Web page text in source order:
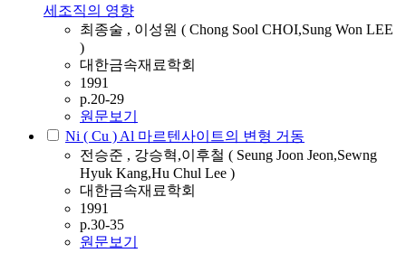
세조직의 영향
최종술 , 이성원 ( Chong Sool CHOI,Sung Won LEE
)
대한금속재료학회
1991
p.20-29
원문보기
Ni ( Cu ) Al 마르텐사이트의 변형 거동
전승준 , 강승혁,이후철 ( Seung Joon Jeon,Sewng
Hyuk Kang,Hu Chul Lee )
대한금속재료학회
1991
p.30-35
원문보기